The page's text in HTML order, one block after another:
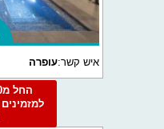
איש קשר:עופרה